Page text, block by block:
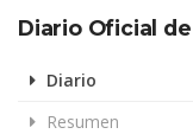
Diario Oficial
Diario
Resumen